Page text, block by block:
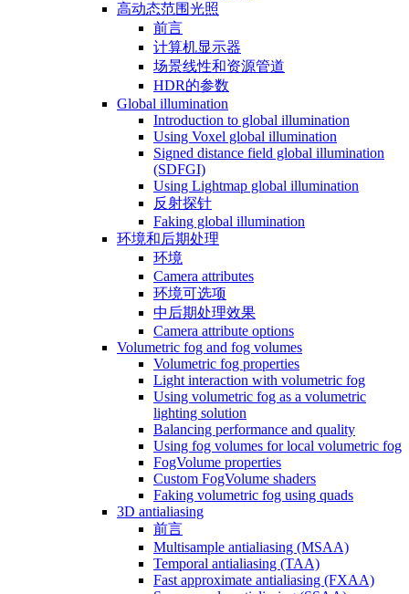
高动态范围光照
前言
计算机显示器
场景线性和资源管道
HDR的参数
Global illumination
Introduction to global illumination
Using Voxel global illumination
Signed distance field global illumination
(SDFGI)
Using Lightmap global illumination
反射探针
Faking global illumination
环境和后期处理
环境
Camera attributes
环境可选项
中后期处理效果
Camera attribute options
Volumetric fog and fog volumes
Volumetric fog properties
Light interaction with volumetric fog
Using volumetric fog as a volumetric
lighting solution
Balancing performance and quality
Using fog volumes for local volumetric fog
FogVolume properties
Custom FogVolume shaders
Faking volumetric fog using quads
3D antialiasing
前言
Multisample antialiasing (MSAA)
Temporal antialiasing (TAA)
Fast approximate antialiasing (FXAA)